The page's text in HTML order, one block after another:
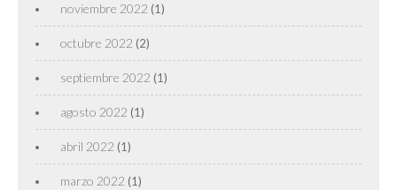
noviembre 2022 (1)
octubre 2022 (2)
septiembre 2022 (1)
agosto 2022 (1)
abril 2022 (1)
marzo 2022 (1)